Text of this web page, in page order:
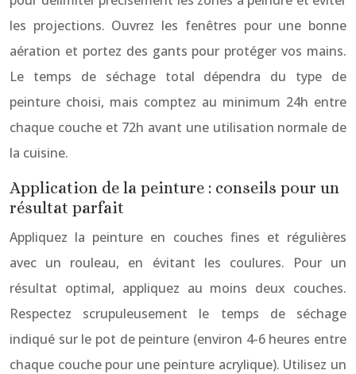
les projections. Ouvrez les fenêtres pour une bonne
aération et portez des gants pour protéger vos mains.
Le temps de séchage total dépendra du type de
peinture choisi, mais comptez au minimum 24h entre
chaque couche et 72h avant une utilisation normale de
la cuisine.
Application de la peinture : conseils pour un
résultat parfait
Appliquez la peinture en couches fines et régulières
avec un rouleau, en évitant les coulures. Pour un
résultat optimal, appliquez au moins deux couches.
Respectez scrupuleusement le temps de séchage
indiqué sur le pot de peinture (environ 4-6 heures entre
chaque couche pour une peinture acrylique). Utilisez un